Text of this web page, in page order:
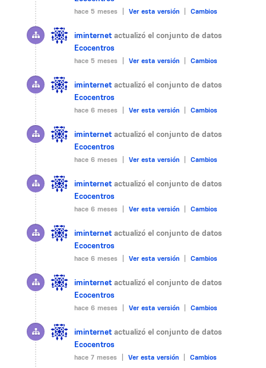
hace 5 meses | Ver esta versión Cambios
iminternet actualizó el conjunto de datos
Ecocentros
hace 5 meses | Ver esta versión Cambios
iminternet actualizó el conjunto de datos
Ecocentros
hace 6 meses | Ver esta versión Cambios
iminternet actualizó el conjunto de datos
Ecocentros
hace 6 meses | Ver esta versión Cambios
iminternet actualizó el conjunto de datos
Ecocentros
hace 6 meses | Ver esta versión Cambios
iminternet actualizó el conjunto de datos
Ecocentros
hace 6 meses | Ver esta versión Cambios
iminternet actualizó el conjunto de datos
Ecocentros
hace 6 meses | Ver esta versión Cambios
iminternet actualizó el conjunto de datos
Ecocentros
hace 7 meses | Ver esta versión Cambios